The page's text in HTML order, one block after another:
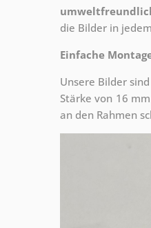
die Bilder in
Einfache
Unsere Bilder
Stärke von 16
an den Rahmen